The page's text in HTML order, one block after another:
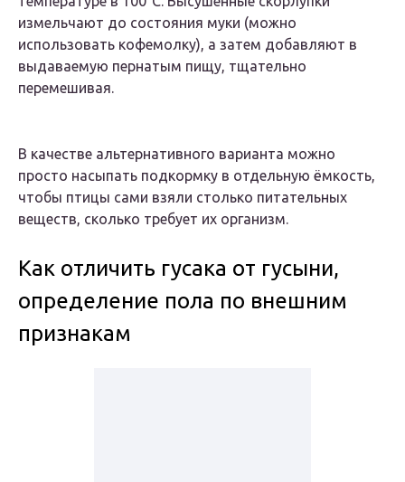
измельчают до состояния муки (можно
использовать кофемолку), а затем добавляют в
выдаваемую пернатым пищу, тщательно
перемешивая.
В качестве альтернативного варианта можно
просто насыпать подкормку в отдельную ёмкость,
чтобы птицы сами взяли столько питательных
веществ, сколько требует их организм.
Как отличить гусака от гусыни,
определение пола по внешним
признакам